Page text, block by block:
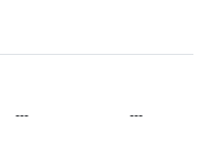
--- ---